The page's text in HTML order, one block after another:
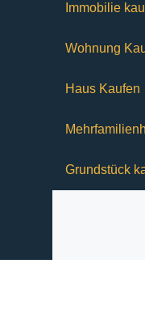
Immobilie
Wohnung
Haus Kaufen
Grundstück